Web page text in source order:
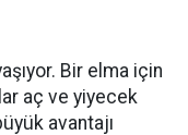
Bir elma için
aç ve yiyecek
avantajı